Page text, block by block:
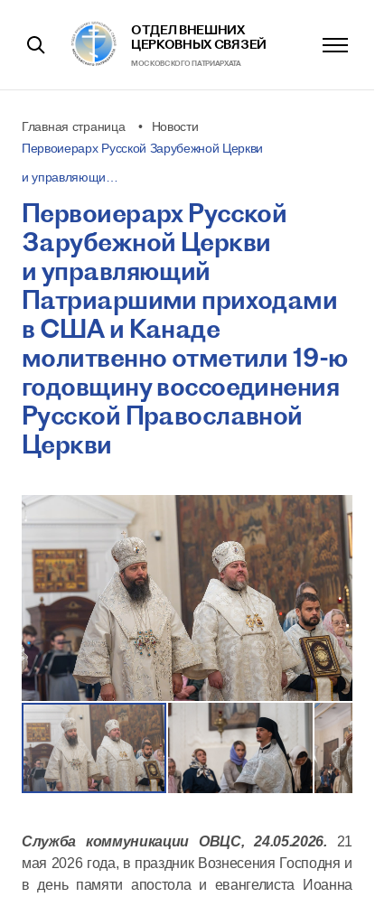
ОТДЕЛ ВНЕШНИХ
ЦЕРКОВНЫХ СВЯЗЕЙ
МОСКОВСКОГО ПАТРИАРХАТА
Главная страница
Новости
Первоиерарх Русской Зарубежной Церкви
и управляющи…
Первоиерарх Русской
Зарубежной Церкви
и управляющий
Патриаршими приходами
в США и Канаде
молитвенно отметили 19-ю
годовщину воссоединения
Русской Православной
Церкви
Служба коммуникации ОВЦС, 24.05.2026. 21
мая 2026 года, в праздник Вознесения Господня и
в день памяти апостола и евангелиста Иоанна